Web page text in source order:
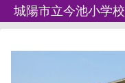
城陽市立今池小学校